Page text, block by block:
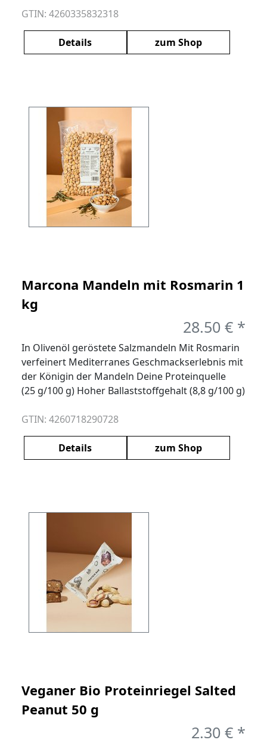
GTIN: 4260335832318
Details zum Shop
Marcona Mandeln mit Rosmarin 1
kg
28.50 € *
In Olivenöl geröstete Salzmandeln Mit Rosmarin
verfeinert Mediterranes Geschmackserlebnis mit
der Königin der Mandeln Deine Proteinquelle
(25 g/100 g) Hoher Ballaststoffgehalt (8,8 g/100 g)
GTIN: 4260718290728
Details zum Shop
Veganer Bio Proteinriegel Salted
Peanut 50 g
2.30 € *